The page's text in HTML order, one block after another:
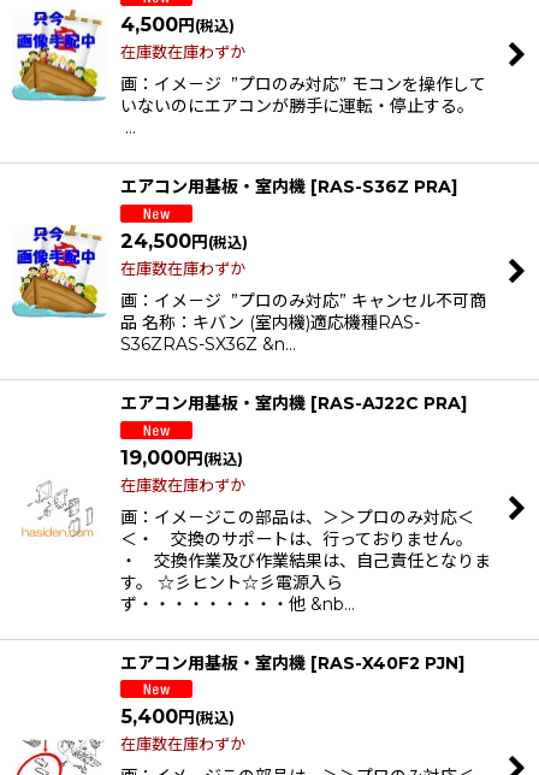
4,500円 (税込)
在庫数在庫わずか
画：イメ－ジ ”プロのみ対応” モコンを操作して
いないのにエアコンが勝手に運転・停止する。
…
エアコン用基板・室内機 [RAS-S36Z PRA]
24,500円 (税込)
在庫数在庫わずか
画：イメ－ジ ”プロのみ対応” キャンセル不可商
品 名称：キバン (室内機)適応機種RAS-
S36ZRAS-SX36Z &n…
エアコン用基板・室内機 [RAS-AJ22C PRA]
19,000円 (税込)
在庫数在庫わずか
画：イメ－ジこの部品は、＞＞プロのみ対応＜
＜・ 交換のサポートは、行っておりません。
・ 交換作業及び作業結果は、自己責任となりま
す。 ☆彡ヒント☆彡電源入ら
ず・・・・・・・・・他 &nb…
エアコン用基板・室内機 [RAS-X40F2 PJN]
5,400円 (税込)
在庫数在庫わずか